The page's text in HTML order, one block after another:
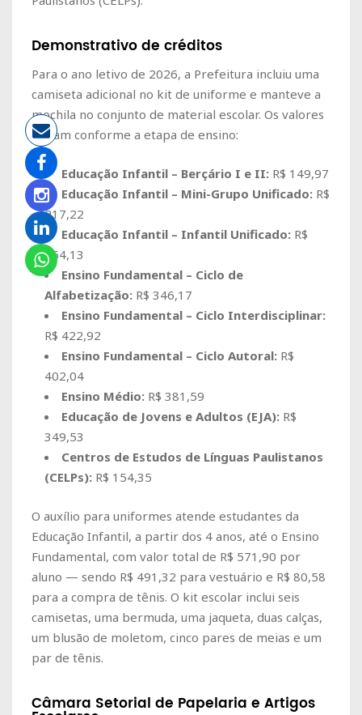
Demonstrativo de créditos
Para o ano letivo de 2026, a Prefeitura incluiu uma
camiseta adicional no kit de uniforme e manteve a
mochila no conjunto de material escolar. Os valores
variam conforme a etapa de ensino:
Educação Infantil – Berçário I e II: R$ 149,97
Educação Infantil – Mini-Grupo Unificado: R$
217,22
Educação Infantil – Infantil Unificado: R$
264,13
Ensino Fundamental – Ciclo de
Alfabetização: R$ 346,17
Ensino Fundamental – Ciclo Interdisciplinar:
R$ 422,92
Ensino Fundamental – Ciclo Autoral: R$
402,04
Ensino Médio: R$ 381,59
Educação de Jovens e Adultos (EJA): R$
349,53
Centros de Estudos de Línguas Paulistanos
(CELPs): R$ 154,35
O auxílio para uniformes atende estudantes da
Educação Infantil, a partir dos 4 anos, até o Ensino
Fundamental, com valor total de R$ 571,90 por
aluno — sendo R$ 491,32 para vestuário e R$ 80,58
para a compra de tênis. O kit escolar inclui seis
camisetas, uma bermuda, uma jaqueta, duas calças,
um blusão de moletom, cinco pares de meias e um
par de tênis.
Câmara Setorial de Papelaria e Artigos